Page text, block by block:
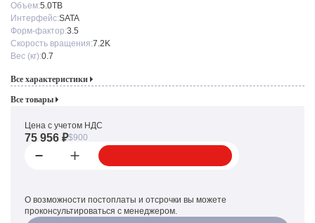
Объем:5.0TB
Интерфейс:SATA
Форм-фактор:3.5
Скорость вращения:7.2K
Вес (кг):0.7
Все характеристики
Все товары
Цена с учетом НДС
75 956 ₽$900
О возможности постоплаты и отсрочки вы можете
проконсультироваться с менеджером.